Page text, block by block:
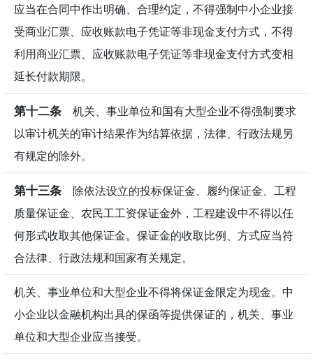
应当在合同中作出明确、合理约定，不得强制中小企业接
受商业汇票、应收账款电子凭证等非现金支付方式，不得
利用商业汇票、应收账款电子凭证等非现金支付方式变相
延长付款期限。
第十二条 机关、事业单位和国有大型企业不得强制要求
以审计机关的审计结果作为结算依据，法律、行政法规另
有规定的除外。
第十三条 除依法设立的投标保证金、履约保证金、工程
质量保证金、农民工工资保证金外，工程建设中不得以任
何形式收取其他保证金。保证金的收取比例、方式应当符
合法律、行政法规和国家有关规定。
机关、事业单位和大型企业不得将保证金限定为现金。中
小企业以金融机构出具的保函等提供保证的，机关、事业
单位和大型企业应当接受。